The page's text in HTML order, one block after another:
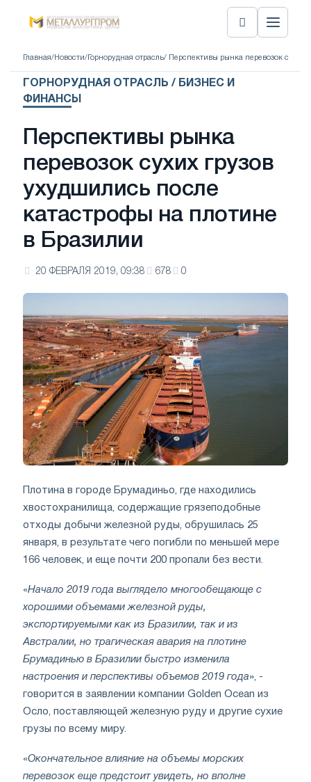
Главная/ Новости/ Горнорудная отрасль/ Перспективы рынка перевозок сухих
ГОРНОРУДНАЯ ОТРАСЛЬ / БИЗНЕС И
ФИНАНСЫ
Перспективы рынка
перевозок сухих грузов
ухудшились после
катастрофы на плотине
в Бразилии
20 ФЕВРАЛЯ 2019, 09:38 678 0
Плотина в городе Брумадиньо, где находились
хвостохранилища, содержащие грязеподобные
отходы добычи железной руды, обрушилась 25
января, в результате чего погибли по меньшей мере
166 человек, и еще почти 200 пропали без вести.
«Начало 2019 года выглядело многообещающе с
хорошими объемами железной руды,
экспортируемыми как из Бразилии, так и из
Австралии, но трагическая авария на плотине
Брумадинью в Бразилии быстро изменила
настроения и перспективы объемов 2019 года», -
говорится в заявлении компании Golden Ocean из
Осло, поставляющей железную руду и другие сухие
грузы по всему миру.
«Окончательное влияние на объемы морских
перевозок еще предстоит увидеть, но вполне